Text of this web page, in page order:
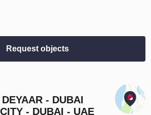
Request objects
- DUBAI
- DUBAI - UAE